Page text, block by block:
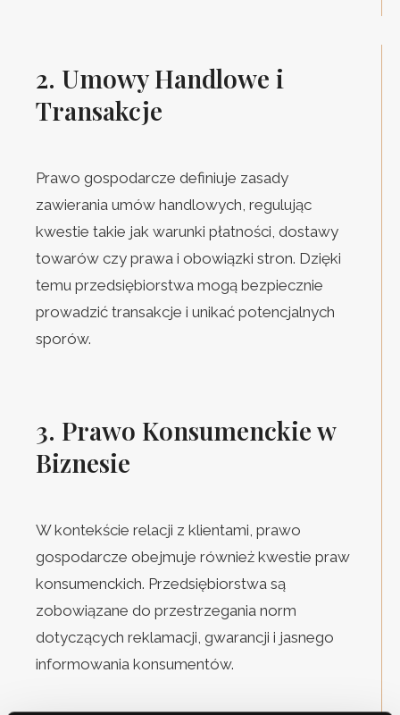
2. Umowy Handlowe i
Transakcje
Prawo gospodarcze definiuje zasady
zawierania umów handlowych, regulując
kwestie takie jak warunki płatności, dostawy
towarów czy prawa i obowiązki stron. Dzięki
temu przedsiębiorstwa mogą bezpiecznie
prowadzić transakcje i unikać potencjalnych
sporów.
3. Prawo Konsumenckie w
Biznesie
W kontekście relacji z klientami, prawo
gospodarcze obejmuje również kwestie praw
konsumenckich. Przedsiębiorstwa są
zobowiązane do przestrzegania norm
dotyczących reklamacji, gwarancji i jasnego
informowania konsumentów.